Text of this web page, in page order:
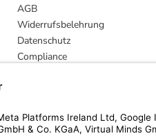
AGB
Widerrufsbelehrung
Datenschutz
Compliance